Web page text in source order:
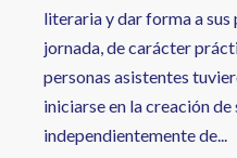
literaria y dar forma a
jornada, de carácter
personas asistentes
iniciarse en la creación
independientemente de...